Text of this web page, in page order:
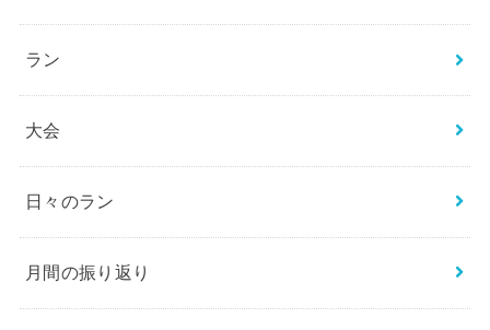
ラン
大会
日々のラン
月間の振り返り